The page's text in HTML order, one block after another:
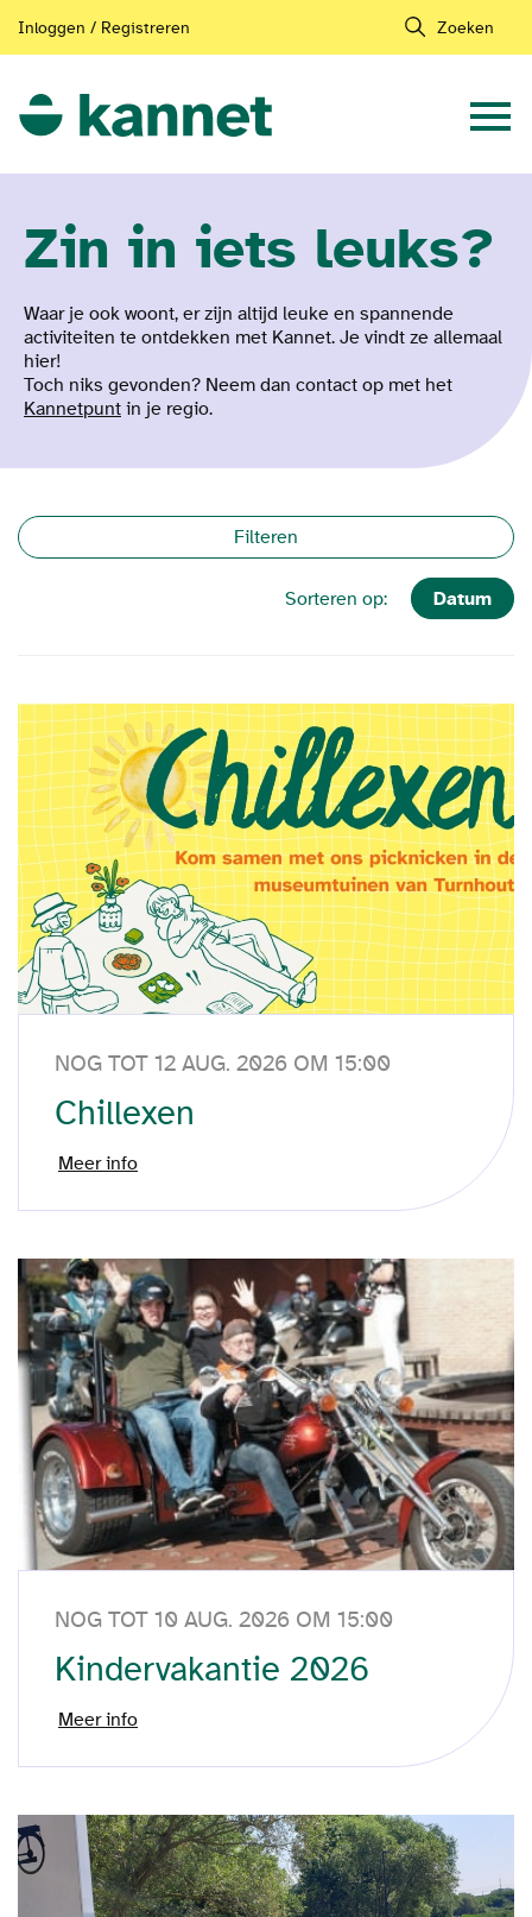
Inloggen / Registreren Zoeken
Zin in iets leuks?
Waar je ook woont, er zijn altijd leuke en spannende
activiteiten te ontdekken met Kannet. Je vindt ze allemaal
hier!
Toch niks gevonden? Neem dan contact op met het
Kannetpunt in je regio.
Filteren
Sorteren op: Datum
NOG TOT 12 AUG. 2026 OM 15:00
Chillexen
Meer info
NOG TOT 10 AUG. 2026 OM 15:00
Kindervakantie 2026
Meer info